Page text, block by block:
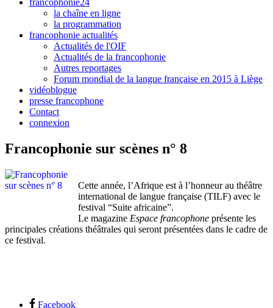
francophonie24
la chaîne en ligne
la programmation
francophonie actualités
Actualités de l'OIF
Actualités de la francophonie
Autres reportages
Forum mondial de la langue française en 2015 à Liège
vidéoblogue
presse francophone
Contact
connexion
Francophonie sur scènes n° 8
Cette année, l’Afrique est à l’honneur au théâtre
international de langue française (TILF) avec le
festival “Suite africaine”.
Le magazine Espace francophone présente les
principales créations théâtrales qui seront présentées dans le cadre de
ce festival.
Facebook